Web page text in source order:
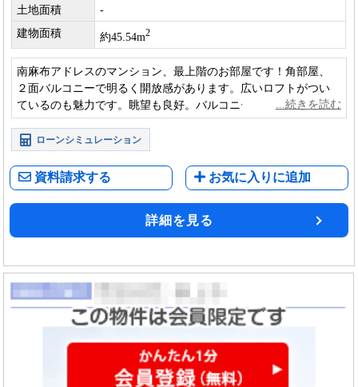
土地面積
-
建物面積
約45.54m2
南麻布アドレスのマンション、最上階のお部屋です！角部屋、
２面バルコニーで明るく開放感があります。広いロフトがつい
ているのも魅力です。眺望も良好。バルコニーから隣地の豊か
な緑を望めます。
ローンシミュレーション
資料請求する お気に入りに追加
詳細を見る